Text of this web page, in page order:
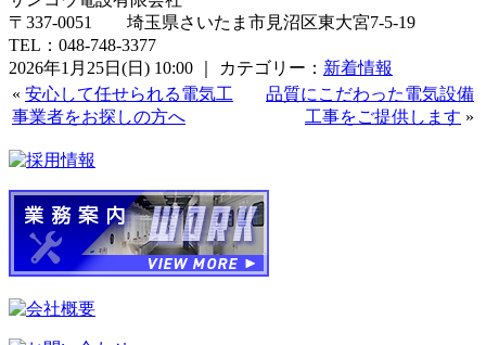
〒337-0051 埼玉県さいたま市見沼区東大宮7-5-19
TEL：048-748-3377
2026年1月25日(日) 10:00 ｜ カテゴリー： 新着情報
« 安心して任せられる電気工
事業者をお探しの方へ
品質にこだわった電気設備
工事をご提供します »